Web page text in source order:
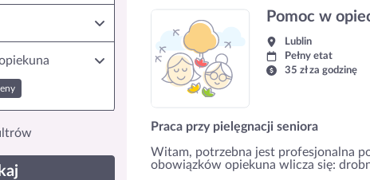
Pomoc w
Lublin
Pełny etat
35 zł za godzinę
Praca przy pielęgnacji seniora
Witam, potrzebna jest profesjonalna
obowiązków opiekuna wlicza się: